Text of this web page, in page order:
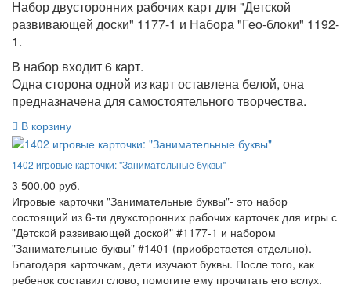
Набор двусторонних рабочих карт для "Детской
развивающей доски" 1177-1 и Набора "Гео-блоки" 1192-
1.
В набор входит 6 карт.
Одна сторона одной из карт оставлена белой, она
предназначена для самостоятельного творчества.
В корзину
1402 игровые карточки: "Занимательные буквы"
3 500,00 руб.
Игровые карточки "Занимательные буквы"- это набор
состоящий из 6-ти двухсторонних рабочих карточек для игры с
"Детской развивающей доской" #1177-1 и набором
"Занимательные буквы" #1401 (приобретается отдельно).
Благодаря карточкам, дети изучают буквы. После того, как
ребенок составил слово, помогите ему прочитать его вслух.